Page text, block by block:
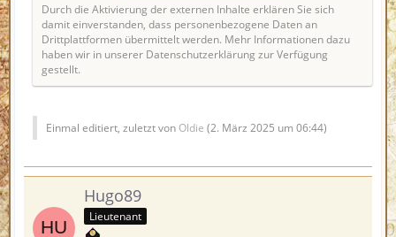
Durch die Aktivierung der externen Inhalte erklären Sie sich
damit einverstanden, dass personenbezogene Daten an
Drittplattformen übermittelt werden. Mehr Informationen dazu
haben wir in unserer Datenschutzerklärung zur Verfügung
gestellt.
Einmal editiert, zuletzt von Oldie (2. März 2025 um 06:44)
Hugo89
Lieutenant